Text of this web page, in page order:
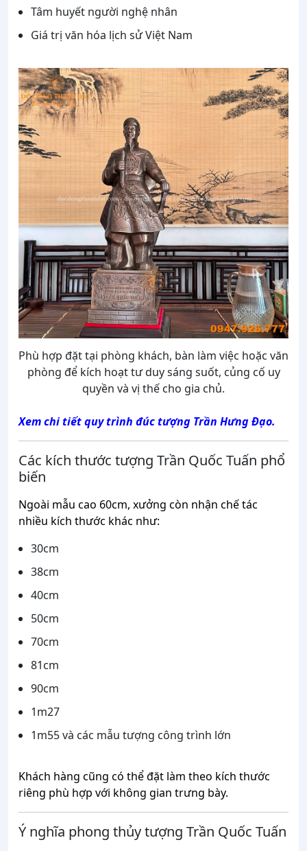
Tâm huyết người nghệ nhân
Giá trị văn hóa lịch sử Việt Nam
Phù hợp đặt tại phòng khách, bàn làm việc hoặc văn
phòng để kích hoạt tư duy sáng suốt, củng cố uy
quyền và vị thế cho gia chủ.
Xem chi tiết quy trình đúc tượng Trần Hưng Đạo.
Các kích thước tượng Trần Quốc Tuấn phổ
biến
Ngoài mẫu cao 60cm, xưởng còn nhận chế tác
nhiều kích thước khác như:
30cm
38cm
40cm
50cm
70cm
81cm
90cm
1m27
1m55 và các mẫu tượng công trình lớn
Khách hàng cũng có thể đặt làm theo kích thước
riêng phù hợp với không gian trưng bày.
Ý nghĩa phong thủy tượng Trần Quốc Tuấn